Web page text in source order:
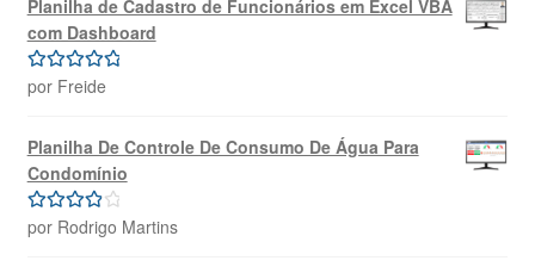
Planilha de Cadastro de Funcionários em Excel VBA
com Dashboard
Avaliação5
por Freide
Planilha De Controle De Consumo De Água Para
Condomínio
Avaliação
por Rodrigo Martins